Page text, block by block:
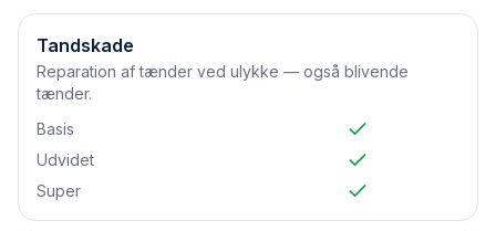
Tandskade
Reparation af tænder ved ulykke — også blivende
tænder.
Basis
Udvidet
Super